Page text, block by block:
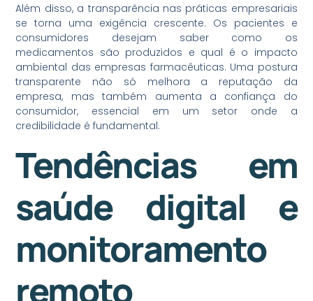
Além disso, a transparência nas práticas empresariais
se torna uma exigência crescente. Os pacientes e
consumidores desejam saber como os
medicamentos são produzidos e qual é o impacto
ambiental das empresas farmacêuticas. Uma postura
transparente não só melhora a reputação da
empresa, mas também aumenta a confiança do
consumidor, essencial em um setor onde a
credibilidade é fundamental.
Tendências em
saúde digital e
monitoramento
remoto